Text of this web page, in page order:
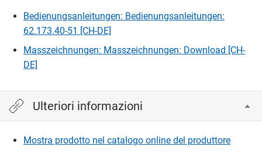
Bedienungsanleitungen: Bedienungsanleitungen:
62.173.40-51 [CH-DE]
Masszeichnungen: Masszeichnungen: Download [CH-
DE]
Ulteriori informazioni
Mostra prodotto nel catalogo online del produttore